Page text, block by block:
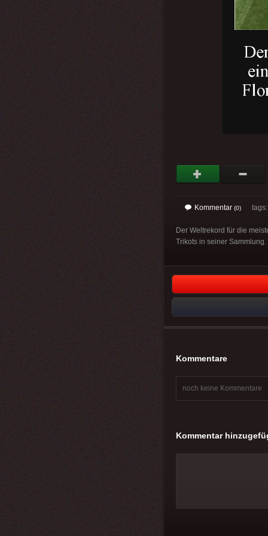
Kommentar (0) tags:
Der Weltrekord für die
Trikots in seiner Sammlung.
Kommentare
noch keine Kommentare
Kommentar